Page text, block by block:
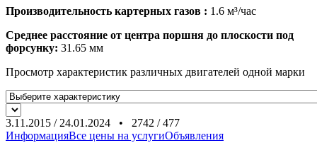
Производительность картерных газов : 1.6 м³/час
Среднее расстояние от центра поршня до плоскости под
форсунку: 31.65 мм
Просмотр характеристик различных двигателей одной марки
3.11.2015 / 24.01.2024 • 2742 /477
ИнформацияВсе цены на услугиОбъявления